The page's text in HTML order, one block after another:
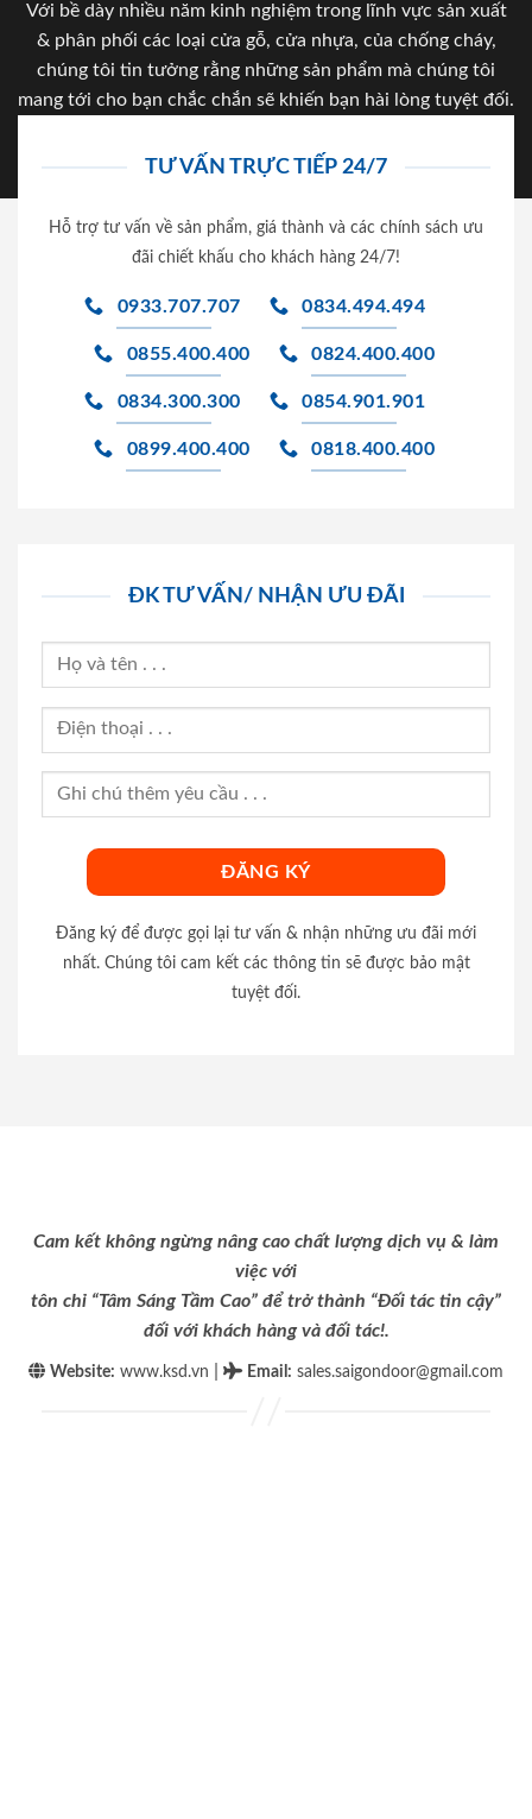
Với bề dày nhiều năm kinh nghiệm trong lĩnh vực sản xuất
& phân phối các loại cửa gỗ, cửa nhựa, của chống cháy,
chúng tôi tin tưởng rằng những sản phẩm mà chúng tôi
mang tới cho bạn chắc chắn sẽ khiến bạn hài lòng tuyệt đối.
TƯ VẤN TRỰC TIẾP 24/7
Hỗ trợ tư vấn về sản phẩm, giá thành và các chính sách ưu
đãi chiết khấu cho khách hàng 24/7!
0933.707.707 0834.494.494
0855.400.400 0824.400.400
0834.300.300 0854.901.901
0899.400.400 0818.400.400
ĐK TƯ VẤN/ NHẬN ƯU ĐÃI
Đăng ký để được gọi lại tư vấn & nhận những ưu đãi mới
nhất. Chúng tôi cam kết các thông tin sẽ được bảo mật
tuyệt đối.
Cam kết không ngừng nâng cao chất lượng dịch vụ & làm
việc với
tôn chỉ “Tâm Sáng Tầm Cao” để trở thành “Đối tác tin cậy”
đối với khách hàng và đối tác!.
Website: www.ksd.vn Email : sales.saigondoor@gmail.com